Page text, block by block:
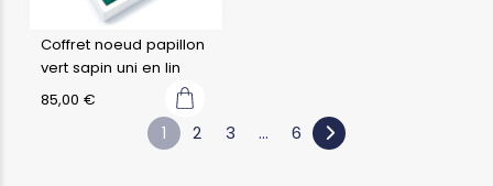
Coffret noeud papillon
vert sapin uni en lin
85,00 €
1 2 3 … 6